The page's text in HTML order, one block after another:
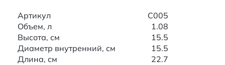
Артикул
C005
Объем, л
1.08
Высота, см
15.5
Диаметр внутренний, см
15.5
Длина, см
22.7